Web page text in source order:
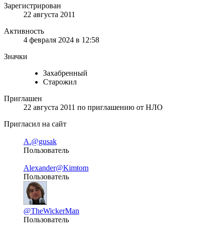
Зарегистрирован
22 августа 2011
Активность
4 февраля 2024 в 12:58
Значки
Захабренный
Старожил
Приглашен
22 августа 2011 по приглашению от НЛО
Пригласил на сайт
А.@gusak
Пользователь
Alexander@Kimtom
Пользователь
@TheWickerMan
Пользователь